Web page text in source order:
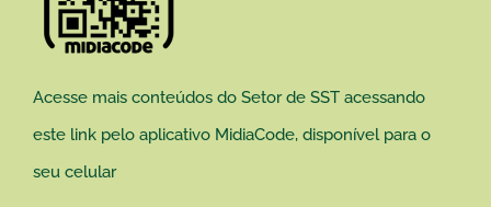
Acesse mais conteúdos do Setor de SST acessando
este link pelo aplicativo MidiaCode, disponível para o
seu celular